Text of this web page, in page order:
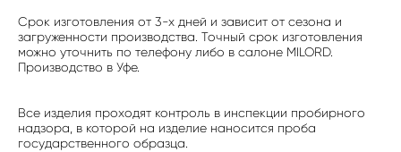
Срок изготовления от 3-х дней и зависит от сезона и
загруженности производства. Точный срок изготовления
можно уточнить по телефону либо в салоне MILORD.
Производство в Уфе.
Все изделия проходят контроль в инспекции пробирного
надзора, в которой на изделие наносится проба
государственного образца.